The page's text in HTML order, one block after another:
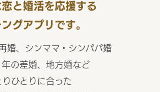
と婚活を応援する
グアプリです。
婚、シンママ・シンパパ婚
年の差婚、地方婚など
りひとりに合った